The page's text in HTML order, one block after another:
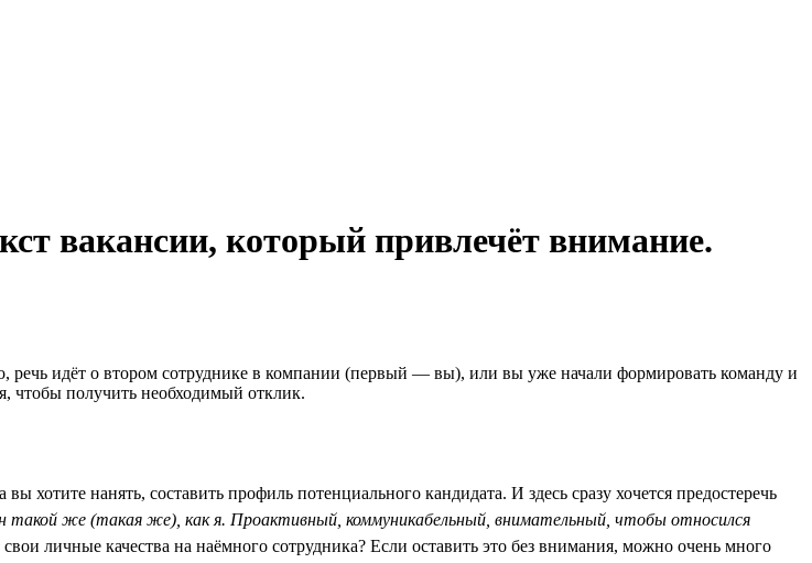
вакансии, который привлечёт внимание.
идёт о втором сотруднике в компании (первый — вы), или вы уже начали формировать команду и
чтобы получить необходимый отклик.
нанять, составить профиль потенциального кандидата. И здесь сразу хочется предостеречь
такой же (такая же), как я. Проактивный, коммуникабельный, внимательный, чтобы относился
личные качества на наёмного сотрудника? Если оставить это без внимания, можно очень много